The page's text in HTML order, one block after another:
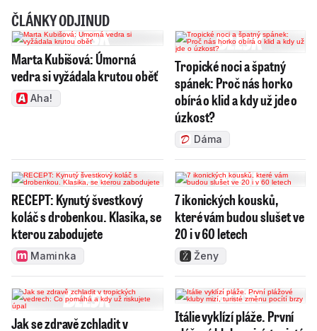
ČLÁNKY ODJINUD
Marta Kubišová: Úmorná
vedra si vyžádala krutou oběť
Aha!
Tropické noci a špatný
spánek: Proč nás horko
obírá o klid a kdy už jde o
úzkost?
Dáma
RECEPT: Kynutý švestkový
koláč s drobenkou. Klasika, se
kterou zabodujete
Maminka
7 ikonických kousků,
které vám budou slušet ve
20 i v 60 letech
Ženy
Jak se zdravě zchladit v
Itálie vyklízí pláže. První